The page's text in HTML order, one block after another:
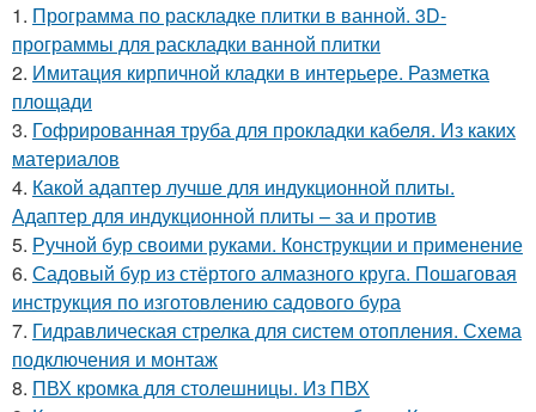
1. Программа по раскладке плитки в ванной. 3D-
программы для раскладки ванной плитки
2. Имитация кирпичной кладки в интерьере. Разметка
площади
3. Гофрированная труба для прокладки кабеля. Из каких
материалов
4. Какой адаптер лучше для индукционной плиты.
Адаптер для индукционной плиты – за и против
5. Ручной бур своими руками. Конструкции и применение
6. Садовый бур из стёртого алмазного круга. Пошаговая
инструкция по изготовлению садового бура
7. Гидравлическая стрелка для систем отопления. Схема
подключения и монтаж
8. ПВХ кромка для столешницы. Из ПВХ